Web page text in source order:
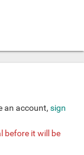
an account, sign
before it will be